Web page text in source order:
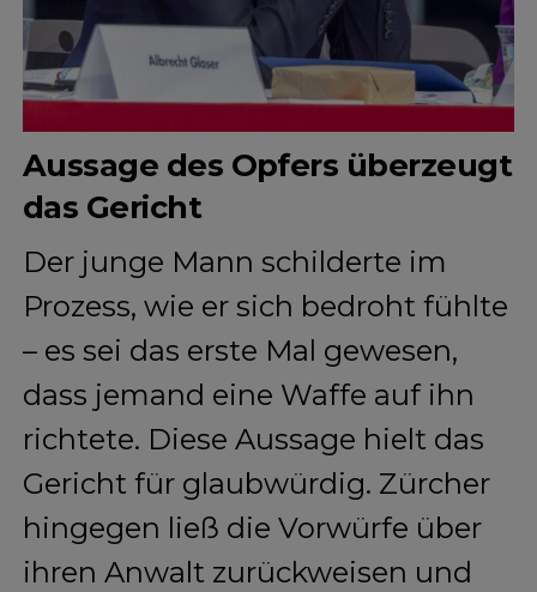
Aussage des Opfers überzeugt
das Gericht
Der junge Mann schilderte im
Prozess, wie er sich bedroht fühlte
– es sei das erste Mal gewesen,
dass jemand eine Waffe auf ihn
richtete. Diese Aussage hielt das
Gericht für glaubwürdig. Zürcher
hingegen ließ die Vorwürfe über
ihren Anwalt zurückweisen und